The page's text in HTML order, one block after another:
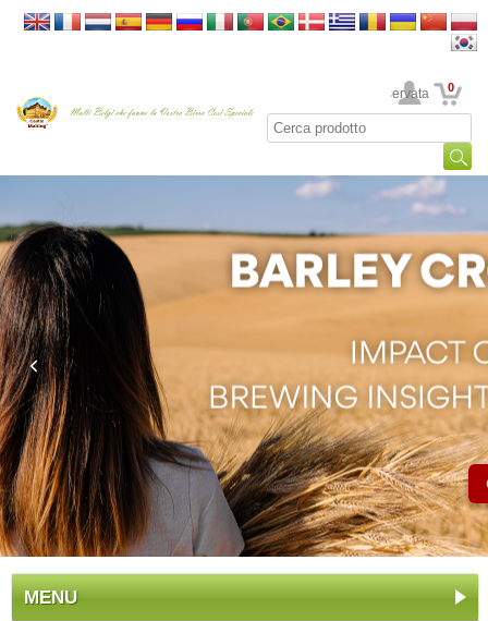
La sua area riservata 0
MENU